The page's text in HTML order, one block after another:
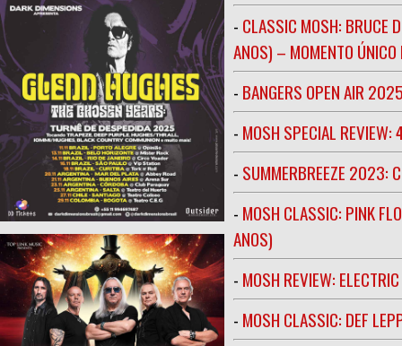
- CLASSIC MOSH: BRUCE
ANOS) – MOMENTO ÚNICO
- BANGERS OPEN AIR
- MOSH SPECIAL REVIEW:
- SUMMERBREEZE 2023:
- MOSH CLASSIC: PINK
ANOS)
- MOSH REVIEW:
- MOSH CLASSIC: DEF